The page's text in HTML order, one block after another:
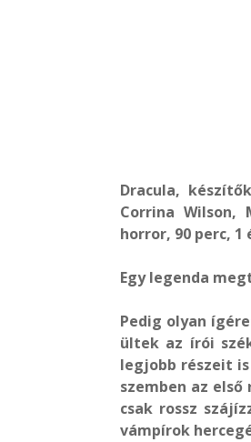
Dracula,
Corrina Wilson,
horror, 90 perc, 1
Egy legenda
Pedig olyan
ültek az írói
legjobb részeit
szemben az
csak rossz
vámpírok